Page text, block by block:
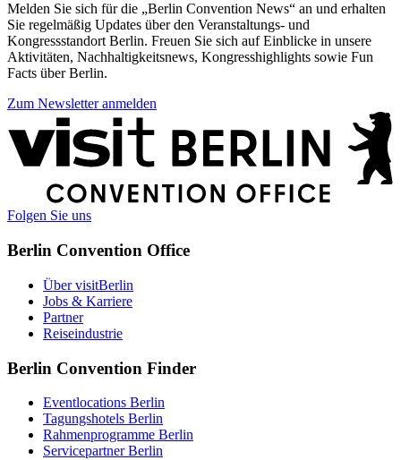
anzeigen
Melden Sie sich für die „Berlin Convention News“ an und erhalten
Sie regelmäßig Updates über den Veranstaltungs- und
Kongressstandort Berlin. Freuen Sie sich auf Einblicke in unsere
Aktivitäten, Nachhaltigkeitsnews, Kongresshighlights sowie Fun
Facts über Berlin.
Zum Newsletter anmelden
Weitere
Informationen
Folgen Sie uns
Berlin Convention Office
Über visitBerlin
Jobs & Karriere
Partner
Reiseindustrie
Berlin Convention Finder
Eventlocations Berlin
Tagungshotels Berlin
Rahmenprogramme Berlin
Servicepartner Berlin